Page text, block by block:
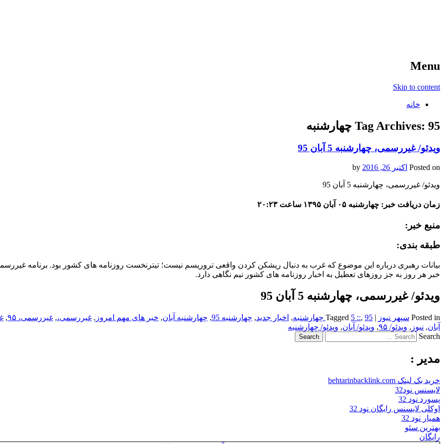
Menu
Skip to content
خانه
Tag Archives: 95 چهارشنبه
ویدئو/ غیررسمی، چهارشنبه 5 آبان 95
Posted on اکتبر 26, 2016
ویدئو/ غیررسمی، چهارشنبه 5 آبان 95
زمان دریافت خبر: چهارشنبه ۰۵ آبان ۱۳۹۵ ساعت ۲۰:۲۳
منبع خبر:
طبقه بندی:
بیانات رهبری درباره این موضوع که غرب به دنبال ریشکن کردن واقعی تروریسم نیست؛ تیترنخست روزنامه های کشور بود. برنامه
خبر هر روز به جز روزهای تعطیل به اخبار روزنامه های کشور نیم نگاهی دارد.
ویدئو/ غیررسمی، چهارشنبه 5 آبان 95
Posted in سپهر نیوز |
Tagged 5 ::, 95 چهارشنبه , اخبار جدید, چهارشنبه 95 , چهارشنبه آبان, خبر های مهم امروز , غیررسمی،, غیررسمی، ۹۵ ,
آبان, نیوز , ویدئو/ ۹۵ , ویدئو/ آبان, ویدئو/ چهارشنبه
Search
مدیر :
خرید بک لینک behtarinbacklink.com
لایسنس نود32
پسورد نود 32
اوکلی لایسنس رایگان نود 32
همیار نود 32
بهترین سئو
رایگان